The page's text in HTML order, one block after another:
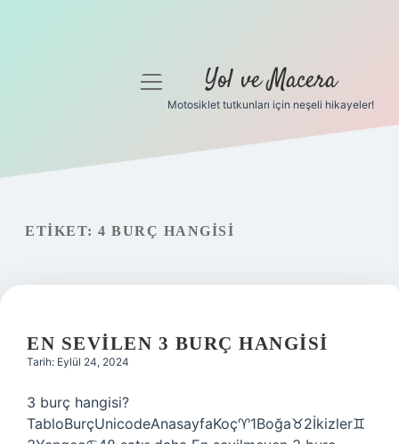
Gizlilik Politikası
menüyü
Yol ve Macera
Motosiklet tutkunları için neşeli hikayeler!
ETIKET: 4 BURÇ HANGISI
EN SEVILEN 3 BURÇ HANGISI
Tarih: Eylül 24, 2024
3 burç hangisi?
TabloBurçUnicodeAnasayfaKoç♈︎1Boğa♉︎2İkizler♊︎